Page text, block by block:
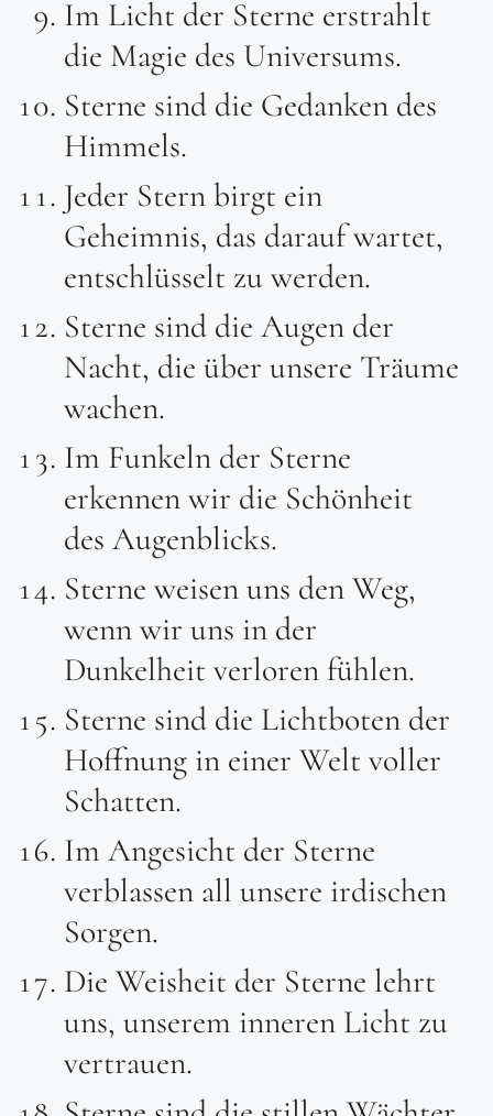
Im Licht der Sterne erstrahlt
die Magie des Universums.
Sterne sind die Gedanken des
Himmels.
Jeder Stern birgt ein
Geheimnis, das darauf wartet,
entschlüsselt zu werden.
Sterne sind die Augen der
Nacht, die über unsere Träume
wachen.
Im Funkeln der Sterne
erkennen wir die Schönheit
des Augenblicks.
Sterne weisen uns den Weg,
wenn wir uns in der
Dunkelheit verloren fühlen.
Sterne sind die Lichtboten der
Hoffnung in einer Welt voller
Schatten.
Im Angesicht der Sterne
verblassen all unsere irdischen
Sorgen.
Die Weisheit der Sterne lehrt
uns, unserem inneren Licht zu
vertrauen.